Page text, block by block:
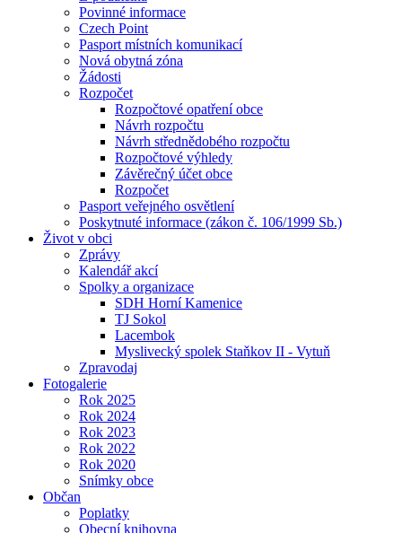
Povinné informace
Czech Point
Pasport místních komunikací
Nová obytná zóna
Žádosti
Rozpočet
Rozpočtové opatření obce
Návrh rozpočtu
Návrh střednědobého rozpočtu
Rozpočtové výhledy
Závěrečný účet obce
Rozpočet
Pasport veřejného osvětlení
Poskytnuté informace (zákon č. 106/1999 Sb.)
Život v obci
Zprávy
Kalendář akcí
Spolky a organizace
SDH Horní Kamenice
TJ Sokol
Lacembok
Myslivecký spolek Staňkov II - Vytuň
Zpravodaj
Fotogalerie
Rok 2025
Rok 2024
Rok 2023
Rok 2022
Rok 2020
Snímky obce
Občan
Poplatky
Obecní knihovna